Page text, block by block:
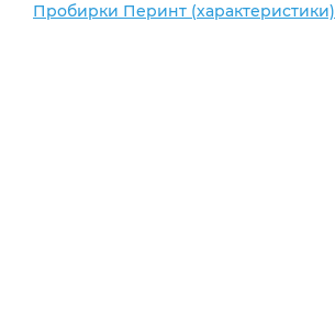
Пробирки Перинт (характеристики)